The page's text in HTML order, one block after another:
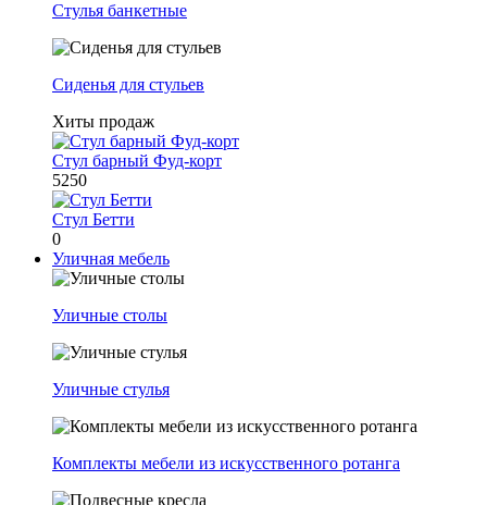
Стулья банкетные
Сиденья для стульев
Хиты продаж
Стул барный Фуд-корт
5250
Стул Бетти
0
Уличная мебель
Уличные столы
Уличные стулья
Комплекты мебели из искусственного ротанга